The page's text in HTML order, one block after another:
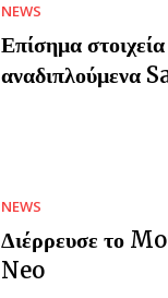
NEWS
Επίσημα
αναδιπλούμενα
NEWS
Διέρρευσε το
Neo